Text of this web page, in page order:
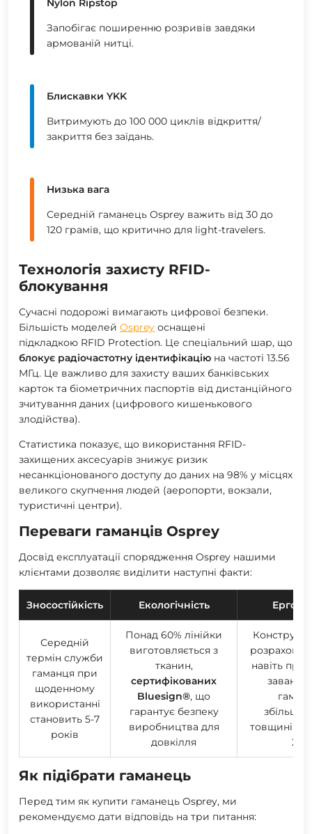
Запобігає поширенню розривів завдяки
армованій нитці.
Блискавки YKK
Витримують до 100 000 циклів відкриття/
закриття без заїдань.
Низька вага
Середній гаманець Osprey важить від 30 до
120 грамів, що критично для light-travelers.
Технологія захисту RFID-
блокування
Сучасні подорожі вимагають цифрової безпеки.
Більшість моделей Osprey оснащені
підкладкою RFID Protection. Це спеціальний шар, що
блокує радіочастотну ідентифікацію на частоті 13.56
МГц. Це важливо для захисту ваших банківських
карток та біометричних паспортів від дистанційного
зчитування даних (цифрового кишенькового
злодійства).
Статистика показує, що використання RFID-
захищених аксесуарів знижує ризик
несанкціонованого доступу до даних на 98% у місцях
великого скупчення людей (аеропорти, вокзали,
туристичні центри).
Переваги гаманців Osprey
Досвід експлуатації спорядження Osprey нашими
клієнтами дозволяє виділити наступні факти:
Зносостійкість Екологічність
Середній
термін служби
гаманця при
щоденному
використанні
становить 5-7
років
Понад 60% лінійки
виготовляється з
тканин,
сертифікованих
Bluesign®, що
гарантує безпеку
виробництва для
довкілля
навіть при
товщині
20%
Як підібрати гаманець
Перед тим як купити гаманець Osprey, ми
рекомендуємо дати відповідь на три питання: